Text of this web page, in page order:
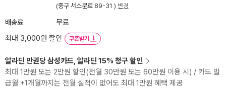
(중구 서소문로 89-31 ) 변경
배송료
무료
최대 3,000원 할인
쿠폰받기
알라딘 만권당 삼성카드, 알라딘 15% 청구 할인
최대 1만원 또는 2만원 할인(전월 30만원 또는 60만원 이용 시) / 카드 발
급월 +1개월까지는 전월 실적이 없어도 최대 1만원 혜택 제공